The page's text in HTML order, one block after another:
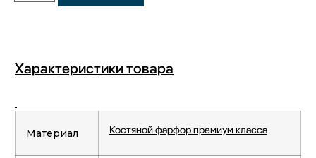
Характеристики товара
Материал Костяной фарфор премиум класса